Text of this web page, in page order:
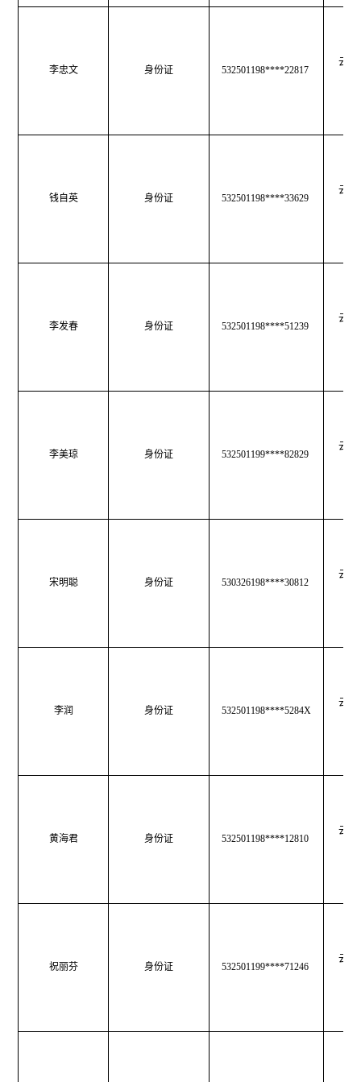
李忠文 身份证 532501198****22817
云南
钱自英 身份证 532501198****33629
云南
李发春 身份证 532501198****51239
云南
李美琼 身份证 532501199****82829
云南
宋明聪 身份证 530326198****30812
云南
李润 身份证 532501198****5284X
云南
黄海君 身份证 532501198****12810
云南
祝丽芬 身份证 532501199****71246
云南